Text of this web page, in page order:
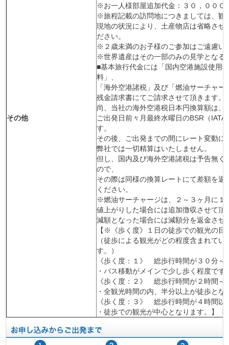
その他
※お一人様部屋追加代金：３０，０００
※旅程記載の訪問地につきましては、観
現地の状況により、土産物店は省略さ
ださい。
※２歳未満のお子様のご参加はご遠慮い
※世界遺産はその一部のみの見学となる
■基本旅行代金には「国内空港施設使用
料」、
「海外空港諸税」及び「燃油サーチャ
残金請求書にてご請求させて頂きます。
尚、当社の海外空港税日本円換算額は、
ご出発日前々月最終水曜日のBSR（
す。
その後、ご出発までの間にレート変動に
弊社では一切精算はいたしません。
但し、国内及び海外空港諸税は予告無
ので、
その際は同様の換算レートにて差額を
ください。
※燃油サーチャージは、２～３ヶ月に１
値上がりした場合には追加徴収させて頂
減額となった場合には減額分を返金させ
【※《歩く度》１日の徒歩での観光の目
（徒歩による観光がどの程度含まれて
す。）
《歩く度：１》 総歩行時間が３０分～
・バス移動がメインで少し歩く程度です
《歩く度：２》 総歩行時間が２時間～
・全観光時間の内、半分以上が徒歩とな
《歩く度：３》 総歩行時間が４時間以
・徒歩での観光が中心となります。】